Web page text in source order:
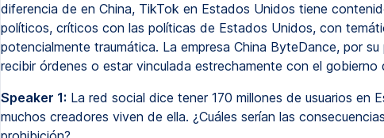
diferencia de en China, TikTok en Estados Unidos tiene
políticos, críticos con las políticas de Estados Unidos, con
potencialmente traumática. La empresa China ByteDance, por
recibir órdenes o estar vinculada estrechamente con el gobierno
Speaker 1: La red social dice tener 170 millones de usuarios en
muchos creadores viven de ella. ¿Cuáles serían las